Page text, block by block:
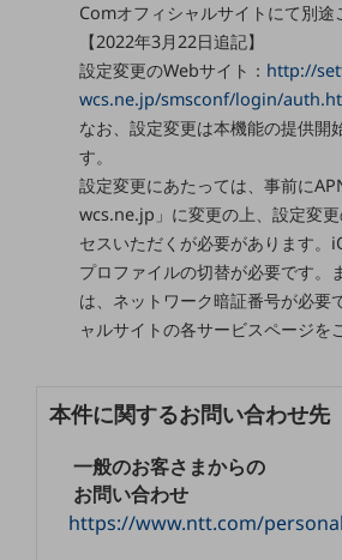
キーワードで探す
モバイルTOP
法人向けスマホ・携帯に関する、
おすすめの機種、料金やサービスをご紹介
ビジネス向けスマートフォン
タフネススマートフォン
データ通信製品
ドコモケータイ
衛星携帯電話
IOT完了済みメーカーブランド製品
Comオフィシャルサイトにて別途
【2022年3月22日追記】
設定変更のWebサイト： http://
wcs.ne.jp/smsconf/login/
なお、設定変更は本機能の提供開
す。
設定変更にあたっては、事前に
wcs.ne.jp」に変更の上、設定変
セスいただくが必要があります。
プロファイルの切替が必要です。
は、ネットワーク暗証番号が必要
ャルサイトの各サービスページを
本件に関するお問い合わせ先
一般のお客さまからの
お問い合わせ
https://www.ntt.com/